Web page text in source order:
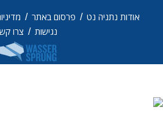
נתניה נט/ פרסום באתר/מדיניות פרטיות /
צרו קשר